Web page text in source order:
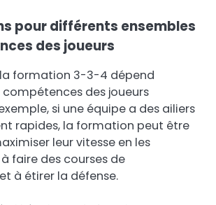
pour différents ensembles
des joueurs
la formation 3-3-4 dépend
des joueurs
si une équipe a des ailiers
rapides, la formation peut être
leur vitesse en les
faire des courses de
à étirer la défense.